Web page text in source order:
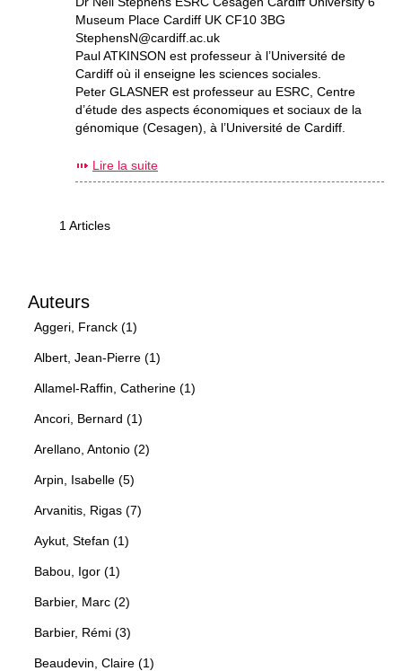
Museum Place Cardiff UK CF10 3BG
StephensN@cardiff.ac.uk
Paul ATKINSON est professeur à l’Université de
Cardiff où il enseigne les sciences sociales.
Peter GLASNER est professeur au ESRC, Centre
d’étude des aspects économiques et sociaux de la
génomique (Cesagen), à l’Université de Cardiff.
Lire la suite
1 Articles
Auteurs
Aggeri, Franck (1)
Albert, Jean-Pierre (1)
Allamel-Raffin, Catherine (1)
Ancori, Bernard (1)
Arellano, Antonio (2)
Arpin, Isabelle (5)
Arvanitis, Rigas (7)
Aykut, Stefan (1)
Babou, Igor (1)
Barbier, Marc (2)
Barbier, Rémi (3)
Beaudevin, Claire (1)